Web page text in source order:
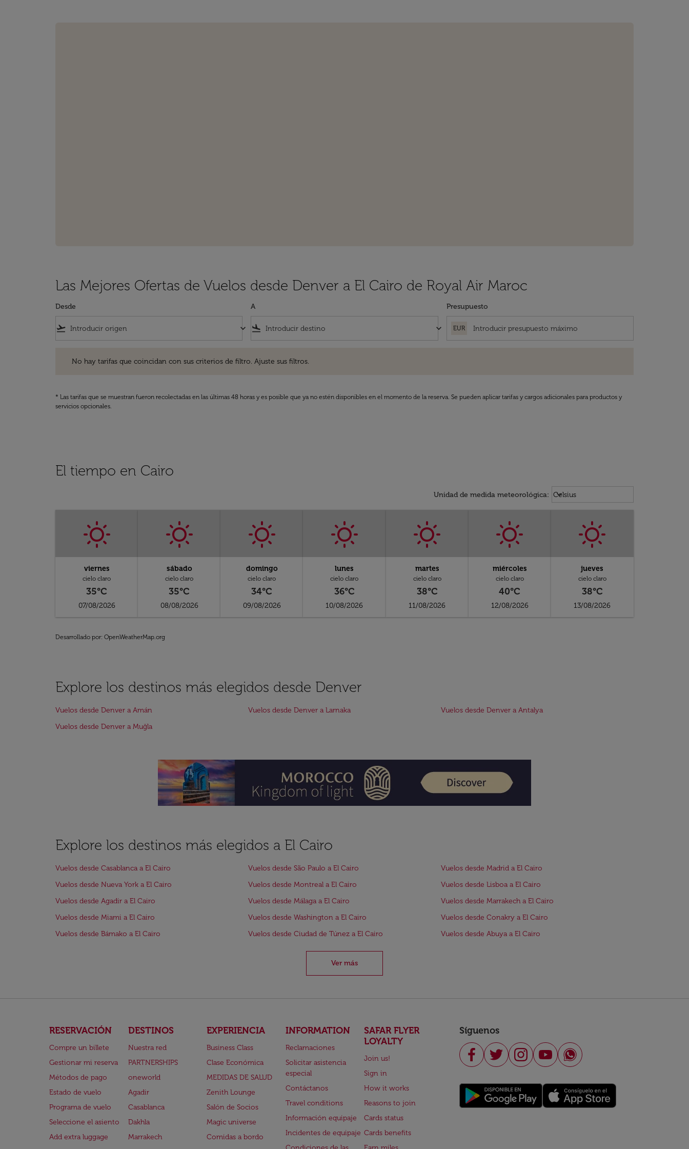
Las Mejores Ofertas de Vuelos desde Denver a El Cairo de Royal Air Maroc
Desde
flight_takeoff keyboard_arrow_down
A
flight_land keyboard_arrow_down
Presupuesto
EUR
No hay tarifas que coincidan con sus criterios de filtro. Ajuste sus filtros.
* Las tarifas que se muestran fueron recolectadas en las últimas 48 horas y es posible que ya no estén disponibles en el momento de la reserva. Se pueden aplicar tarifas y cargos adicionales para productos y
servicios opcionales.
El tiempo en Cairo
Unidad de medida meteorológica: Weather unit option Celsius
Celsius
keyboard_arrow_down
viernes
cielo claro
35°C
07/08/2026
sábado
cielo claro
35°C
08/08/2026
domingo
cielo claro
34°C
09/08/2026
lunes
cielo claro
36°C
10/08/2026
martes
cielo claro
38°C
11/08/2026
miércoles
cielo claro
40°C
12/08/2026
jueves
cielo claro
38°C
13/08/2026
Desarrollado por: OpenWeatherMap.org
Explore los destinos más elegidos desde Denver
Vuelos desde Denver a Amán Vuelos desde Denver a Larnaka
Vuelos desde Denver a Antalya
Vuelos desde Denver a Muğla
Explore los destinos más elegidos a El Cairo
Vuelos desde Casablanca a El Cairo Vuelos desde São Paulo a El Cairo
Vuelos desde Madrid a El Cairo
Vuelos desde Nueva York a El Cairo
Vuelos desde Montreal a El Cairo
Vuelos desde Lisboa a El Cairo
Vuelos desde Agadir a El Cairo
Vuelos desde Málaga a El Cairo
Vuelos desde Marrakech a El Cairo
Vuelos desde Miami a El Cairo
Vuelos desde Washington a El Cairo
Vuelos desde Conakry a El Cairo
Vuelos desde Bámako a El Cairo
Vuelos desde Ciudad de Túnez a El Cairo Vuelos desde Abuya a El Cairo
Ver más
RESERVACIÓN
Compre un billete
Gestionar mi reserva
Métodos de pago
Estado de vuelo
Programa de vuelo
Seleccione el asiento
Add extra luggage
DESTINOS
Nuestra red
PARTNERSHIPS
oneworld
Agadir
Casablanca
Dakhla
Marrakech
EXPERIENCIA
Business Class
Clase Económica
MEDIDAS DE SALUD
Zenith Lounge
Salón de Socios
Magic universe
Comidas a bordo
INFORMATION
Reclamaciones
Solicitar asistencia
especial
Contáctanos
Travel conditions
Información equipaje
Incidentes de equipaje
SAFAR FLYER
LOYALTY
Join us!
Sign in
How it works
Reasons to join
Cards status
Cards benefits
Síguenos